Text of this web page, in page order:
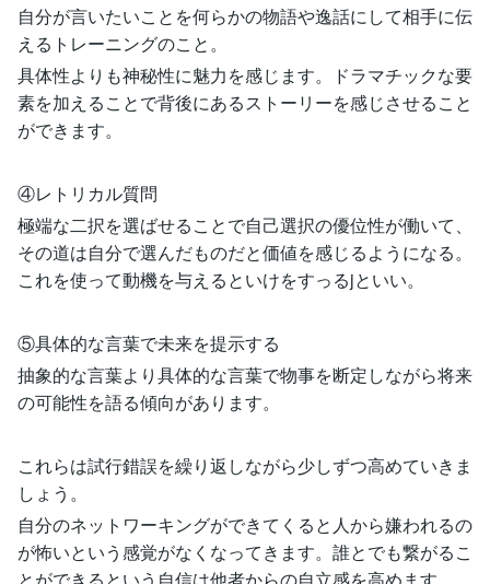
自分が言いたいことを何らかの物語や逸話にして相手に伝
えるトレーニングのこと。
具体性よりも神秘性に魅力を感じます。ドラマチックな要
素を加えることで背後にあるストーリーを感じさせること
ができます。
④レトリカル質問
極端な二択を選ばせることで自己選択の優位性が働いて、
その道は自分で選んだものだと価値を感じるようになる。
これを使って動機を与えるといけをすっるjといい。
⑤具体的な言葉で未来を提示する
抽象的な言葉より具体的な言葉で物事を断定しながら将来
の可能性を語る傾向があります。
これらは試行錯誤を繰り返しながら少しずつ高めていきま
しょう。
自分のネットワーキングができてくると人から嫌われるの
が怖いという感覚がなくなってきます。誰とでも繋がるこ
とができるという自信は他者からの自立感を高めます。